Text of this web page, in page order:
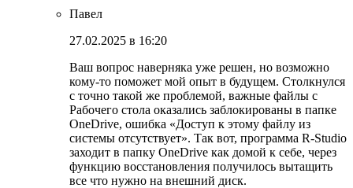
Павел
27.02.2025 в 16:20
Ваш вопрос наверняка уже решен, но возможно
кому-то поможет мой опыт в будущем. Столкнулся
с точно такой же проблемой, важные файлы с
Рабочего стола оказались заблокированы в папке
OneDrive, ошибка «Доступ к этому файлу из
системы отсутствует». Так вот, программа R-Studio
заходит в папку OneDrive как домой к себе, через
функцию восстановления получилось вытащить
все что нужно на внешний диск.